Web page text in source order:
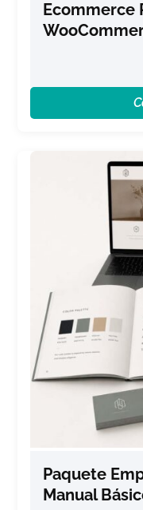
Ecommerce
Paquete
Manual